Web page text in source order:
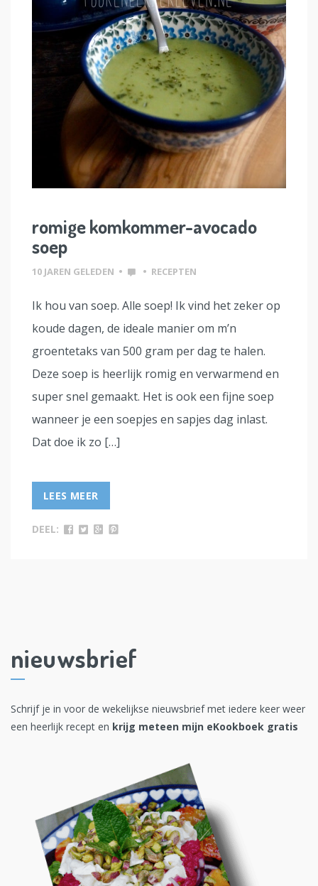
romige komkommer-avocado
soep
10 JAREN GELEDEN • • RECEPTEN
Ik hou van soep. Alle soep! Ik vind het zeker op
koude dagen, de ideale manier om m’n
groentetaks van 500 gram per dag te halen.
Deze soep is heerlijk romig en verwarmend en
super snel gemaakt. Het is ook een fijne soep
wanneer je een soepjes en sapjes dag inlast.
Dat doe ik zo […]
LEES MEER
DEEL:
nieuwsbrief
Schrijf je in voor de wekelijkse nieuwsbrief met iedere keer weer
een heerlijk recept en krijg meteen mijn eKookboek gratis